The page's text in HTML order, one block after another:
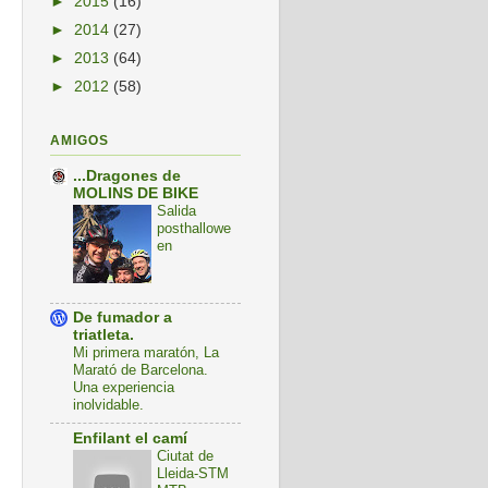
► 2014 (27)
► 2013 (64)
► 2012 (58)
AMIGOS
...Dragones de
MOLINS DE BIKE
Salida
posthallowe
en
De fumador a
triatleta.
Mi primera maratón, La
Marató de Barcelona.
Una experiencia
inolvidable.
Enfilant el camí
Ciutat de
Lleida-STM